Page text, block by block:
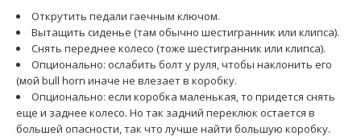
Открутить педали гаечным ключом.
Вытащить сиденье (там обычно шестигранник или клипса).
Снять переднее колесо (тоже шестигранник или клипса).
Опционально: ослабить болт у руля, чтобы наклонить его
(мой bull horn иначе не влезает в коробку.
Опционально: если коробка маленькая, то придется снять
еще и заднее колесо. Но так задний переклюк остается в
большей опасности, так что лучше найти большую коробку.